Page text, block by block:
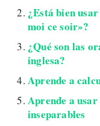
¿Está bien
moi ce soir»?
¿Qué son las
inglesa?
Aprende a
Aprende a
inseparables